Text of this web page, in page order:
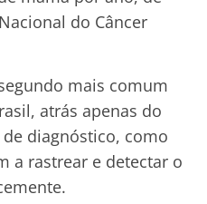
do Câncer
mais comum
atrás apenas do
diagnóstico, como
a rastrear e detectar o